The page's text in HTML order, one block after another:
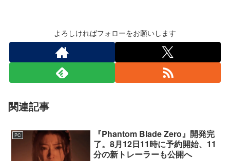
よろしければフォローをお願いします
関連記事
PC
『Phantom Blade Zero』開発完
了。8月12日11時に予約開始、11
分の新トレーラーも公開へ